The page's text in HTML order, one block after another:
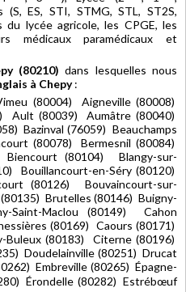
ES, STI, STMG, STL, ST2S,
du lycée agricole, les CPGE, les
médicaux paramédicaux et
(80210) dans lesquelles nous
à Chepy:
(80004) Aigneville (80008)
Ault (80039) Aumâtre (80040)
Bazinval (76059) Beauchamps
(80078) Bermesnil (80084)
(80104) Blangy-sur-
Bouillancourt-en-Séry (80120)
(80126) Bouvaincourt-sur-
Brutelles (80146) Buigny-
Saint-Maclou (80149) Cahon
(80169) Caours (80171)
Buleux (80183) Citerne (80196)
Doudelainville (80251) Drucat
Embreville (80265) Épagne-
Érondelle (80282) Estrébœuf